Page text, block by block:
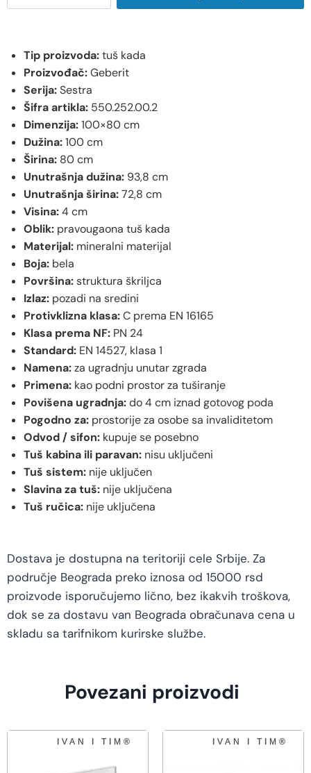
Tip proizvoda:tuš kada
Proizvođač:Geberit
Serija:Sestra
Šifra artikla: 550.252.00.2
Dimenzija:100×80 cm
Dužina:100 cm
Širina: 80 cm
Unutrašnja dužina: 93,8 cm
Unutrašnja širina:72,8 cm
Visina:4 cm
Oblik: pravougaona tuš kada
Materijal: mineralni materijal
Boja: bela
Površina:struktura škriljca
Izlaz: pozadi na sredini
Protivklizna klasa:C prema EN 16165
Klasa prema NF: PN 24
Standard: EN 14527, klasa 1
Namena:za ugradnju unutar zgrada
Primena: kao podni prostor za tuširanje
Povišena ugradnja:do 4 cm iznad gotovog poda
Pogodno za: prostorije za osobe sa invaliditetom
Odvod / sifon: kupuje se posebno
Tuš kabina ili paravan: nisu uključeni
Tuš sistem: nije uključen
Slavina za tuš: nije uključena
Tuš ručica: nije uključena
Dostava je dostupna na teritoriji cele Srbije. Za
područje Beograda preko iznosa od 15000 rsd
proizvode isporučujemo lično, bez ikakvih troškova,
dok se za dostavu van Beograda obračunava cena u
skladu sa tarifnikom kurirske službe.
Povezani proizvodi